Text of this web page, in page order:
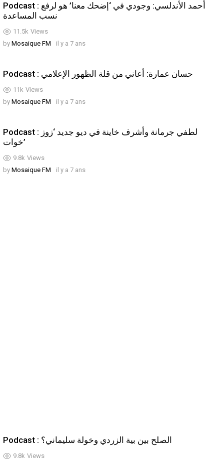
11.5k Views
Podcast : أحمد الأندلسي: وجودي في ‘إضحك معنا’ هو لرفع
نسب المساعدة
by Mosaique FM il y a 7 ans
11k Views
Podcast : حسان عمارة: أعاني من قلة الظهور الإعلامي
by Mosaique FM il y a 7 ans
9.8k Views
Podcast : لطفي جرمانة وأشرف خاينة في ديو جديد ‘زوز
خوات’
by Mosaique FM il y a 7 ans
9.8k Views
Podcast : الصلح بين بية الزردي وخولة سليماني؟